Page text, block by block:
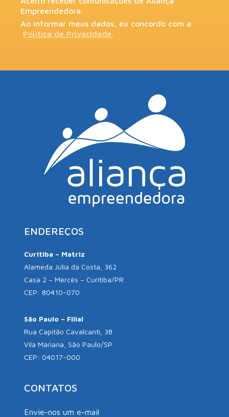
Empreendedora.
Ao informar meus dados, eu concordo com a
Política de Privacidade.
ENDEREÇOS
Curitiba – Matriz
Alameda Júlia da Costa, 362
Casa 2 – Mercês – Curitiba/PR
CEP: 80410-070
São Paulo – Filial
Rua Capitão Cavalcanti, 38
Vila Mariana, São Paulo/SP
CEP: 04017-000
CONTATOS
Envie-nos um e-mail